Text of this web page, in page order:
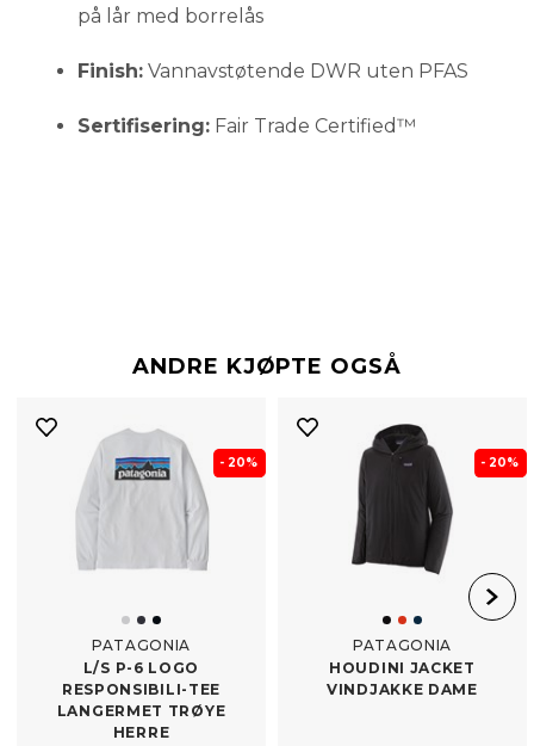
på lår med borrelås
Finish: Vannavstøtende DWR uten PFAS
Sertifisering: Fair Trade Certified™
ANDRE KJØPTE OGSÅ
- 20%
PATAGONIA
L/​S P-​6 LOGO
RESPONSIBILI-TEE
LANGERMET TRØYE
HERRE
- 20%
PATAGONIA
HOUDINI JACKET
VINDJAKKE DAME